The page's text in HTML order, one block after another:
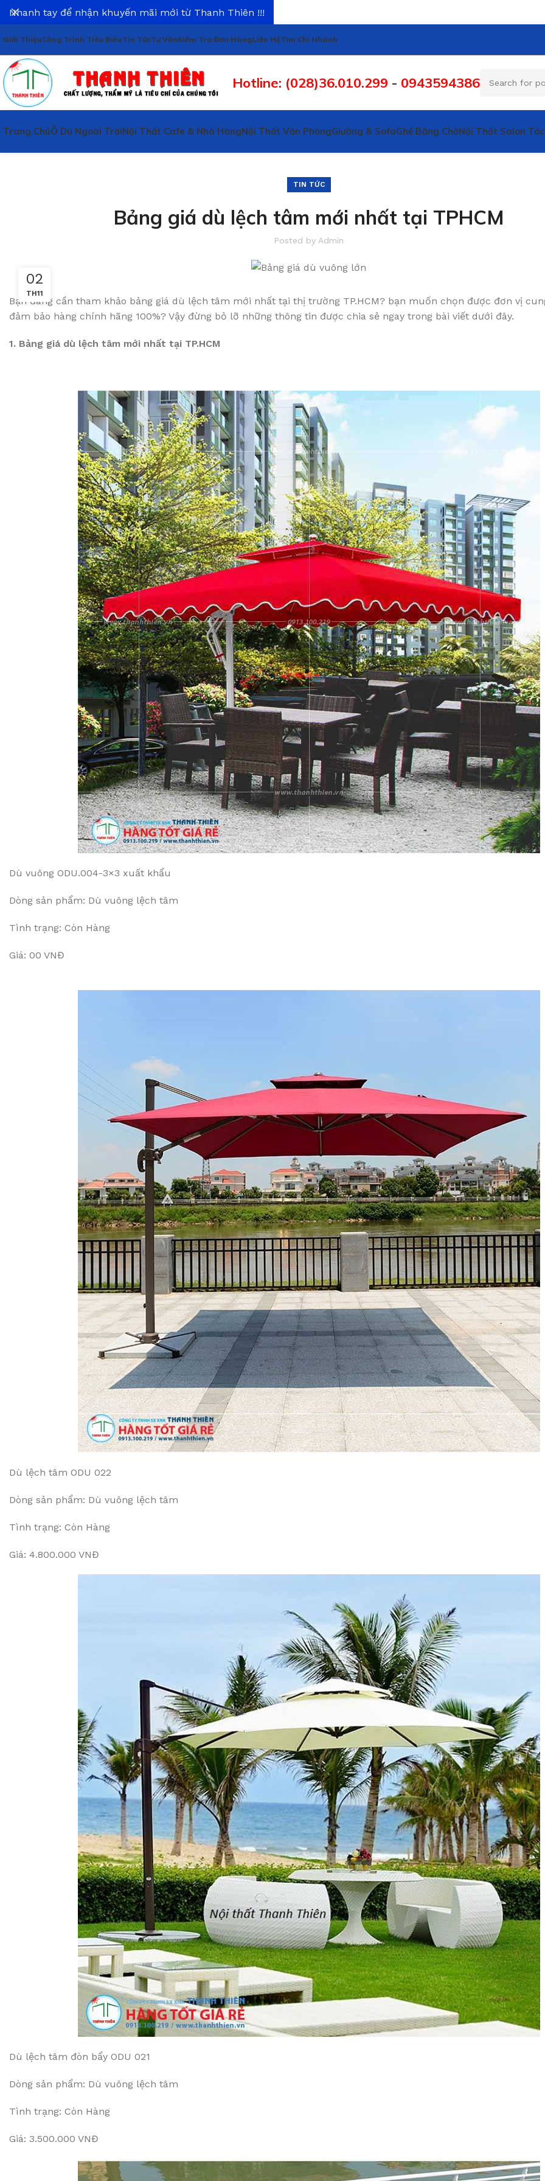
Giới ThiệuCông Trình Tiêu BiểuTin TứcTư VấnKiểm Tra Đơn HàngLiên HệTìm Chi Nhánh
Hotline: (028)36.010.299 - 0943594386
Trang ChủÔ Dù Ngoài TrờiNội Thất Cafe & Nhà HàngNội Thất Văn PhòngGiường & SofaGhế Băng ChờNội Thất Salon Tóc
TIN TỨC
Bảng giá dù lệch tâm mới nhất tại TPHCM
Posted by Admin
02
TH11
Bạn đang cần tham khảo bảng giá dù lệch tâm mới nhất tại thị trường TP.HCM? bạn muốn chọn được đơn vị
đảm bảo hàng chính hãng 100%? Vậy đừng bỏ lỡ những thông tin được chia sẻ ngay trong bài viết dưới đây.
1. Bảng giá dù lệch tâm mới nhất tại TP.HCM
Dù vuông ODU.004-3×3 xuất khẩu
Dòng sản phẩm: Dù vuông lệch tâm
Tình trạng: Còn Hàng
Giá: 00 VNĐ
Dù lệch tâm ODU 022
Dòng sản phẩm: Dù vuông lệch tâm
Tình trạng: Còn Hàng
Giá: 4.800.000 VNĐ
Dù lệch tâm đòn bẩy ODU 021
Dòng sản phẩm: Dù vuông lệch tâm
Tình trạng: Còn Hàng
Giá: 3.500.000 VNĐ
Nhanh tay để nhận khuyến mãi mới từ Thanh Thiên !!!